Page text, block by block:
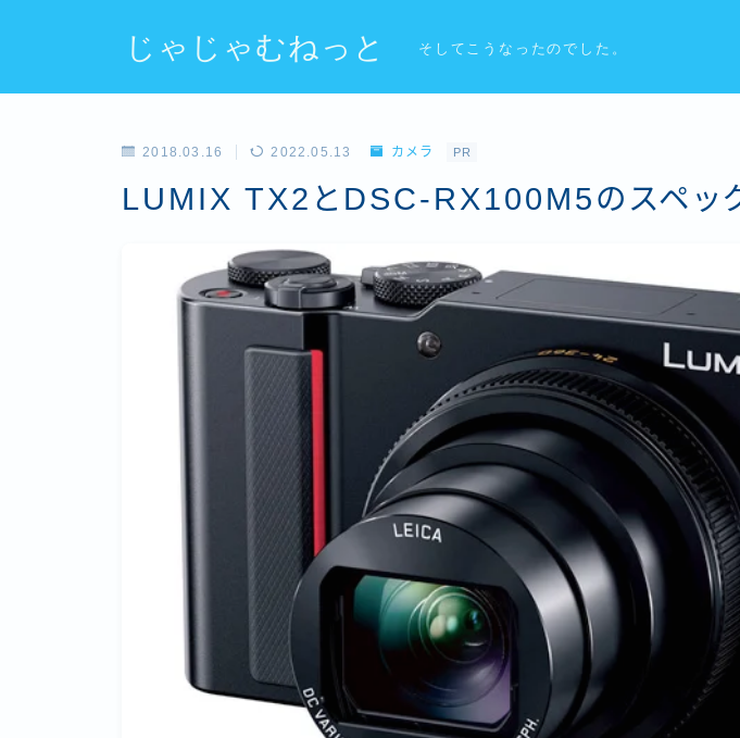
じゃじゃむねっと そしてこうなったのでした。
2018.03.16 2022.05.13 カメラ PR
LUMIX TX2とDSC-RX100M5のスペッ